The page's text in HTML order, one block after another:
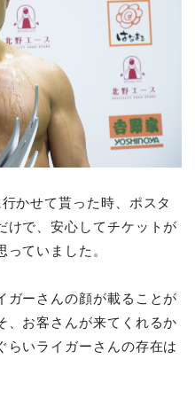
かせて貰った時、ポスタ
けで、安心してチケットが
ていました。
ガーさんの顔が載ることが
、お客さんが来てくれるか
らいライガーさんの存在は